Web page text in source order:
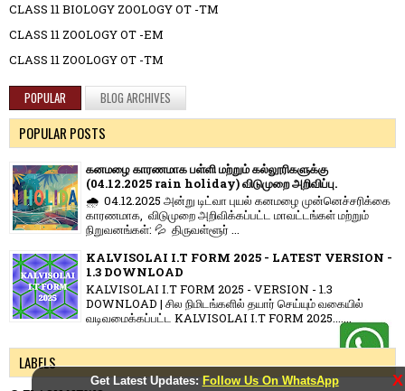
Get Latest Updates:Follow Us On WhatsApp X
CLASS 11 BIOLOGY ZOOLOGY OT -TM
CLASS 11 ZOOLOGY OT -EM
CLASS 11 ZOOLOGY OT -TM
POPULAR BLOG ARCHIVES
POPULAR POSTS
கனமழை காரணமாக பள்ளி மற்றும் கல்லூரிகளுக்கு
(04.12.2025 rain holiday) விடுமுறை அறிவிப்பு.
🌧️ 04.12.2025 அன்று டிட்வா புயல் கனமழை முன்னெச்சரிக்கை
காரணமாக, விடுமுறை அறிவிக்கப்பட்ட மாவட்டங்கள் மற்றும்
நிறுவனங்கள்: 💦 திருவள்ளூர் ...
KALVISOLAI I.T FORM 2025 - LATEST VERSION -
1.3 DOWNLOAD
KALVISOLAI I.T FORM 2025 - VERSION - 1.3
DOWNLOAD | சில நிமிடங்களில் தயார் செய்யும் வகையில்
வடிவமைக்கப்பட்ட KALVISOLAI I.T FORM 2025.......
LABELS